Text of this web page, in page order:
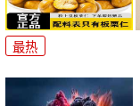
最热